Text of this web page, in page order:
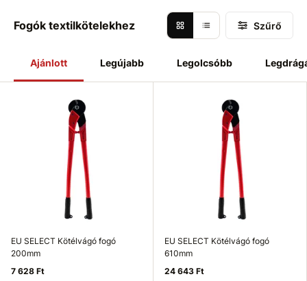
Ajánlott Legújabb Legolcsóbb
Fogók textilkötelekhez Szűrő
EU SELECT Kötélvágó fogó
200mm
7 628 Ft
EU SELECT Kötélvágó fogó
610mm
24 643 Ft